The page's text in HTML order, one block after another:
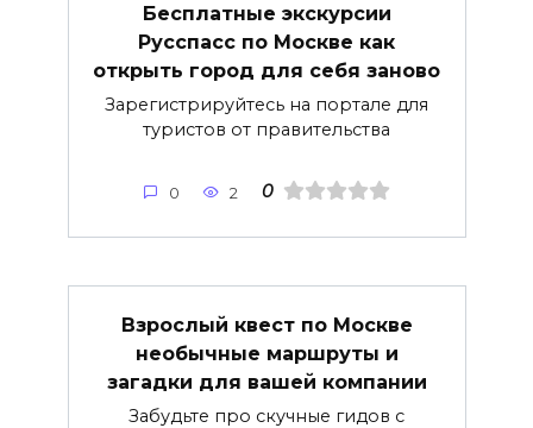
Бесплатные экскурсии
Русспасс по Москве как
открыть город для себя заново
Зарегистрируйтесь на портале для
туристов от правительства
0 2 0
Взрослый квест по Москве
необычные маршруты и
загадки для вашей компании
Забудьте про скучные гидов с